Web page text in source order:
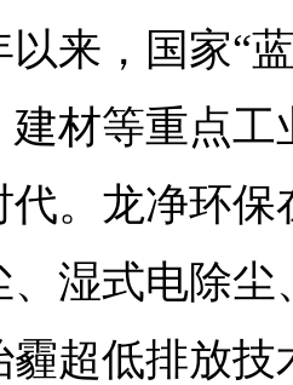
以来，国家“
建材等重点
代。龙净环
、湿式电除
霾超低排放